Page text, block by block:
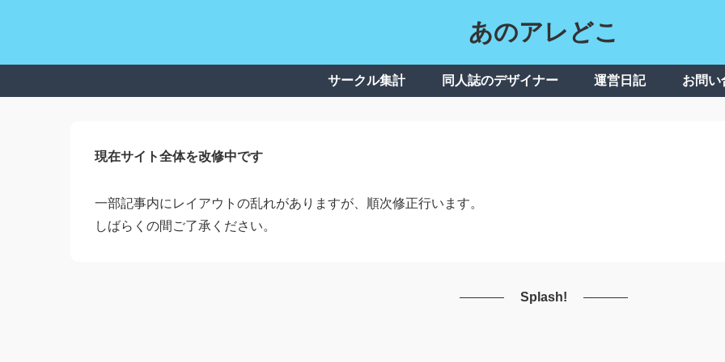
あのアレどこ
サークル集計 同人誌のデザイナー 運営日記 お問い
現在サイト全体を改修中です
一部記事内にレイアウトの乱れがありますが、順次修正行います。
しばらくの間ご了承ください。
Splash!